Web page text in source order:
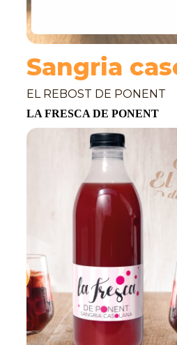
Sangria
EL REBOST DE PONENT
LA FRESCA DE PONENT